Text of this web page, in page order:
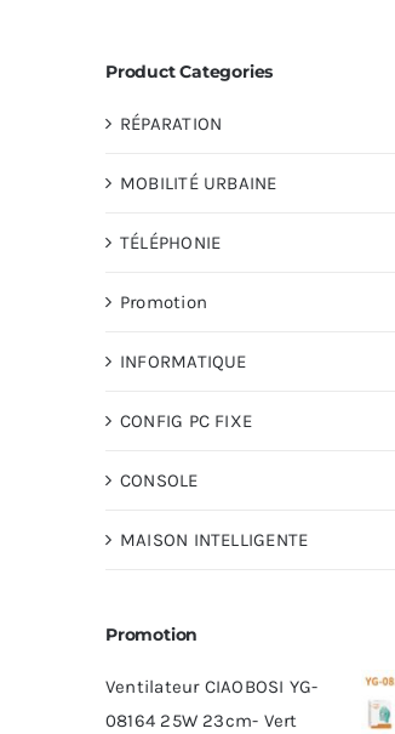
Product Categories
RÉPARATION
MOBILITÉ URBAINE
TÉLÉPHONIE
Promotion
INFORMATIQUE
CONFIG PC FIXE
CONSOLE
MAISON INTELLIGENTE
Promotion
Ventilateur CIAOBOSI YG-
08164 25W 23cm- Vert